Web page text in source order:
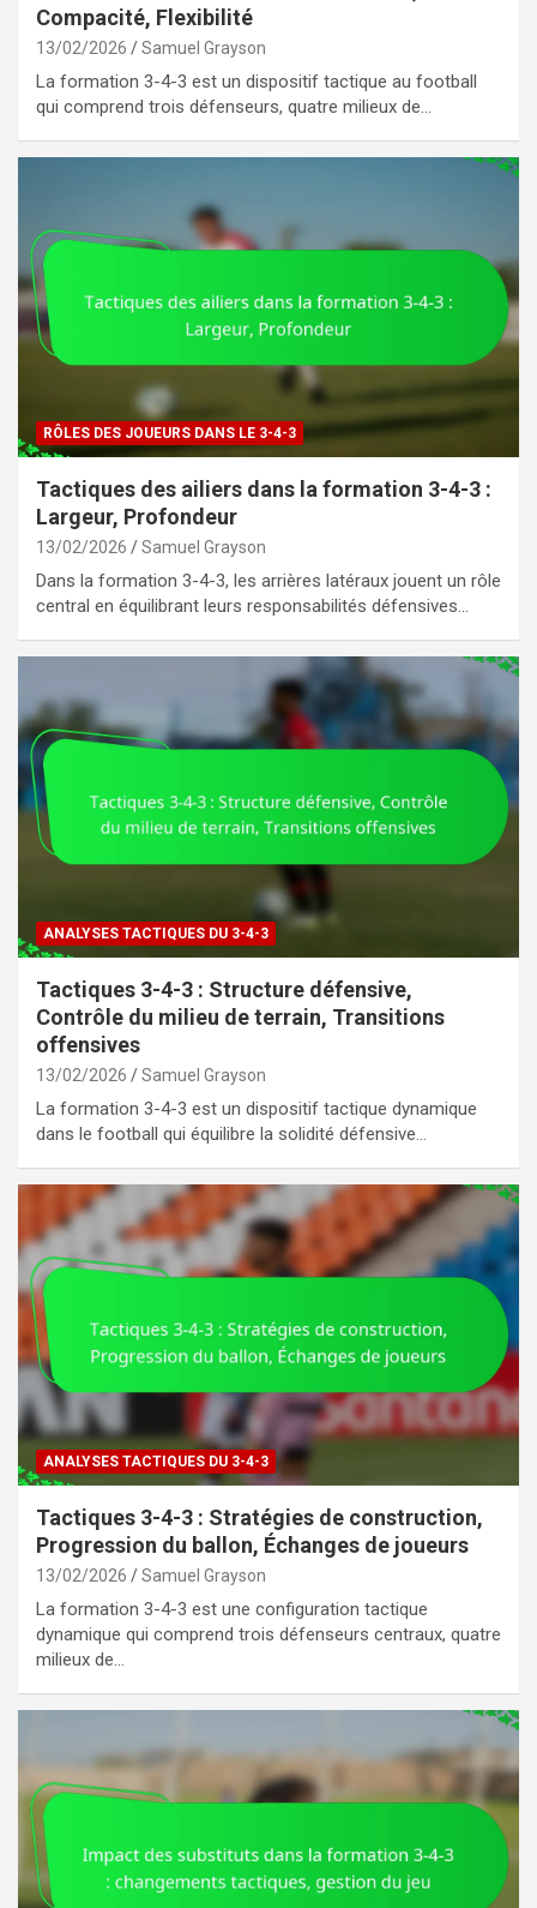
Compacité, Flexibilité
13/02/2026 Samuel Grayson
La formation 3-4-3 est un dispositif tactique au football
qui comprend trois défenseurs, quatre milieux de…
RÔLES DES JOUEURS DANS LE 3-4-3
Tactiques des ailiers dans la formation 3-4-3 :
Largeur, Profondeur
13/02/2026 Samuel Grayson
Dans la formation 3-4-3, les arrières latéraux jouent un rôle
central en équilibrant leurs responsabilités défensives…
ANALYSES TACTIQUES DU 3-4-3
Tactiques 3-4-3 : Structure défensive,
Contrôle du milieu de terrain, Transitions
offensives
13/02/2026 Samuel Grayson
La formation 3-4-3 est un dispositif tactique dynamique
dans le football qui équilibre la solidité défensive…
ANALYSES TACTIQUES DU 3-4-3
Tactiques 3-4-3 : Stratégies de construction,
Progression du ballon, Échanges de joueurs
13/02/2026 Samuel Grayson
La formation 3-4-3 est une configuration tactique
dynamique qui comprend trois défenseurs centraux, quatre
milieux de…